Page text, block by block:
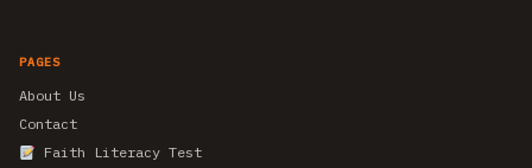
PAGES
About Us
Contact
Faith Literacy Test